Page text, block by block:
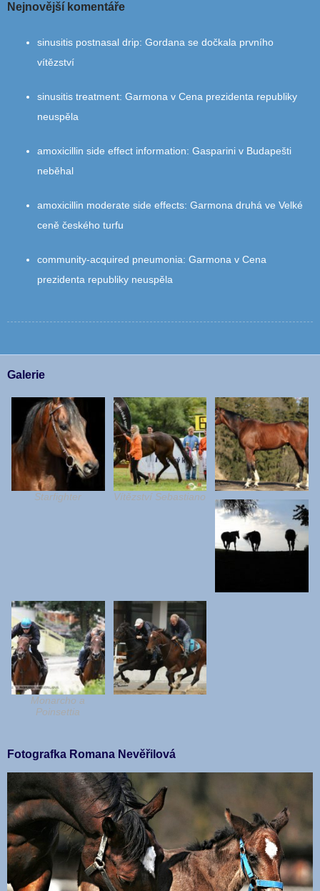
Nejnovější komentáře
sinusitis postnasal drip: Gordana se dočkala prvního
vítězství
sinusitis treatment: Garmona v Cena prezidenta republiky
neuspěla
amoxicillin side effect information: Gasparini v Budapešti
neběhal
amoxicillin moderate side effects: Garmona druhá ve Velké
ceně českého turfu
community‑acquired pneumonia: Garmona v Cena
prezidenta republiky neuspěla
Galerie
Starfighter Vítězství Sebastiano
Monarcho a
Poinsettia
Fotografka Romana Nevěřilová